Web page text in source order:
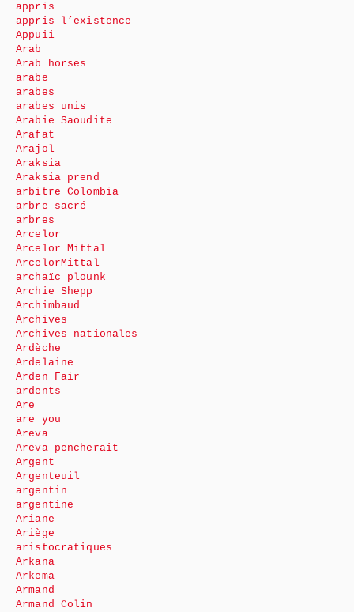
appris
appris l’existence
Appuii
Arab
Arab horses
arabe
arabes
arabes unis
Arabie Saoudite
Arafat
Arajol
Araksia
Araksia prend
arbitre Colombia
arbre sacré
arbres
Arcelor
Arcelor Mittal
ArcelorMittal
archaïc plounk
Archie Shepp
Archimbaud
Archives
Archives nationales
Ardèche
Ardelaine
Arden Fair
ardents
Are
are you
Areva
Areva pencherait
Argent
Argenteuil
argentin
argentine
Ariane
Ariège
aristocratiques
Arkana
Arkema
Armand
Armand Colin